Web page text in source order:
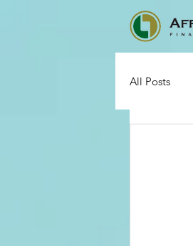
All Posts